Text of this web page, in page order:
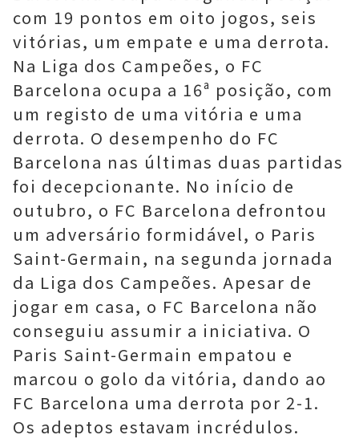
com 19 pontos em oito jogos, seis
vitórias, um empate e uma derrota.
Na Liga dos Campeões, o FC
Barcelona ocupa a 16ª posição, com
um registo de uma vitória e uma
derrota. O desempenho do FC
Barcelona nas últimas duas partidas
foi decepcionante. No início de
outubro, o FC Barcelona defrontou
um adversário formidável, o Paris
Saint-Germain, na segunda jornada
da Liga dos Campeões. Apesar de
jogar em casa, o FC Barcelona não
conseguiu assumir a iniciativa. O
Paris Saint-Germain empatou e
marcou o golo da vitória, dando ao
FC Barcelona uma derrota por 2-1.
Os adeptos estavam incrédulos.